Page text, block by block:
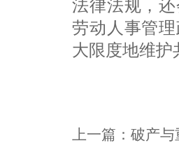
法律法规，
劳动人事管
大限度地维护
上一篇： 破产与